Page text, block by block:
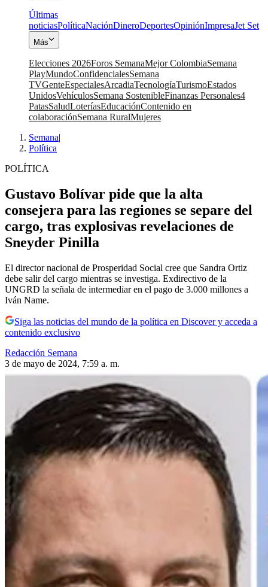
Últimas
noticiasPolíticaNaciónDineroDeportesOpiniónImpresaJet Set
Más
Elecciones 2026Foros SemanaMejor ColombiaSemana
PlayMundoConfidencialesSemana
TVGenteEspecialesArcadiaTecnologíaTurismoEstados
UnidosVehículosSemana SostenibleFinanzas Personales4
PatasSaludLoteríasEducaciónContenido en
colaboraciónSemana RuralMujeres
Semana|
Política
POLÍTICA
Gustavo Bolívar pide que la alta
consejera para las regiones se separe del
cargo, tras explosivas revelaciones de
Sneyder Pinilla
El director nacional de Prosperidad Social cree que Sandra Ortiz
debe salir del cargo mientras se investiga. Exdirectivo de la
UNGRD la señala de intermediar en el pago de 3.000 millones a
Iván Name.
Siga las noticias del mundo de la política en Discover y acceda a
contenido exclusivo
Redacción Semana
3 de mayo de 2024, 7:59 a. m.